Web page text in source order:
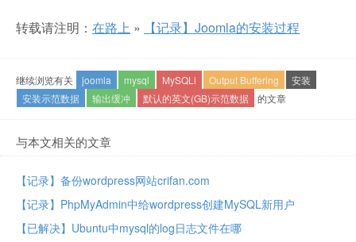
转载请注明： 在路上 » 【记录】Joomla的安装过程
继续浏览有关 joomla mysql MySQLi Output Buffering
安装
安装示范数据
输出缓冲 默认的英文(GB)示范数据 的文章
与本文相关的文章
【记录】备份wordpress网站crifan.com
【记录】PhpMyAdmin中给wordpress创建MySQL新用户
【已解决】Ubuntu中mysql的log日志文件在哪